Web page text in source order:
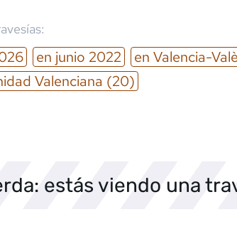
en junio 2022 en Valencia-
Valenciana (20)
estás viendo una